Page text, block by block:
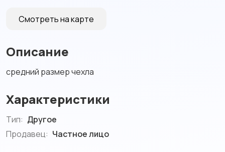
Смотреть на карте
Описание
средний размер чехла
Характеристики
Тип: Другое
Продавец: Частное лицо